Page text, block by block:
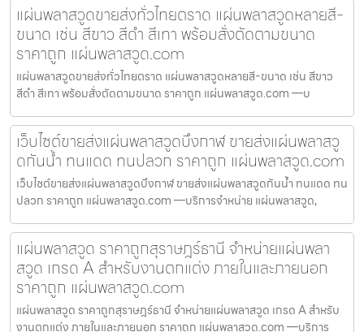
แผ่นพลาสวูดขายส่งทั่วไทยตราด แผ่นพลาสวูดหลายสี-
ขนาด เช่น สีขาว สีดำ สีเทา พร้อมสั่งตัดตามขนาด
ราคาถูก แผ่นพลาสวูด.com
แผ่นพลาสวูดขายส่งทั่วไทยตราด แผ่นพลาสวูดหลายสี-ขนาด เช่น สีขาว
สีดำ สีเทา พร้อมสั่งตัดตามขนาด ราคาถูก แผ่นพลาสวูด.com —บ
เว็บไซต์ขายส่งแผ่นพลาสวูดบึงกาฬ ขายส่งแผ่นพลาสวู
ดกันน้ำ ทนแดด ทนปลวก ราคาถูก แผ่นพลาสวูด.com
เว็บไซต์ขายส่งแผ่นพลาสวูดบึงกาฬ ขายส่งแผ่นพลาสวูดกันน้ำ ทนแดด ทน
ปลวก ราคาถูก แผ่นพลาสวูด.com —บริการจำหน่าย แผ่นพลาสวูด,
แผ่นพลาสวูด ราคาถูกสุราษฎร์ธานี จำหน่ายแผ่นพลา
สวูด เกรด A สำหรับงานตกแต่ง ภายในและภายนอก
ราคาถูก แผ่นพลาสวูด.com
แผ่นพลาสวูด ราคาถูกสุราษฎร์ธานี จำหน่ายแผ่นพลาสวูด เกรด A สำหรับ
งานตกแต่ง ภายในและภายนอก ราคาถูก แผ่นพลาสวูด.com —บริการ